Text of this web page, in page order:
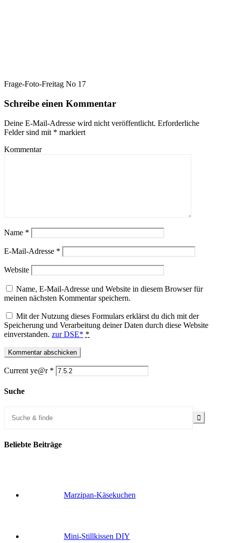
Frage-Foto-Freitag No 17
Schreibe einen Kommentar
Deine E-Mail-Adresse wird nicht veröffentlicht. Erforderliche
Felder sind mit * markiert
Kommentar
Name *
E-Mail-Adresse *
Website
Name, E-Mail-Adresse und Website in diesem Browser für
meinen nächsten Kommentar speichern.
Mit der Nutzung dieses Formulars erklärst du dich mit der
Speicherung und Verarbeitung deiner Daten durch diese Website
einverstanden. zur DSE* *
Current ye@r *
Suche
Beliebte Beiträge
Marzipan-Käsekuchen
Mini-Stillkissen DIY